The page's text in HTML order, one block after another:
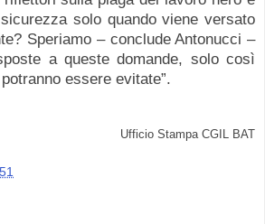
solo quando viene versato
Speriamo – conclude Antonucci –
a queste domande, solo così
essere evitate”.
Ufficio Stampa CGIL BAT